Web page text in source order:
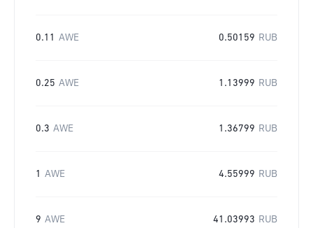
0.11 AWE 0.50159 RUB
0.25 AWE 1.13999 RUB
0.3 AWE 1.36799 RUB
1 AWE 4.55999 RUB
9 AWE 41.03993 RUB